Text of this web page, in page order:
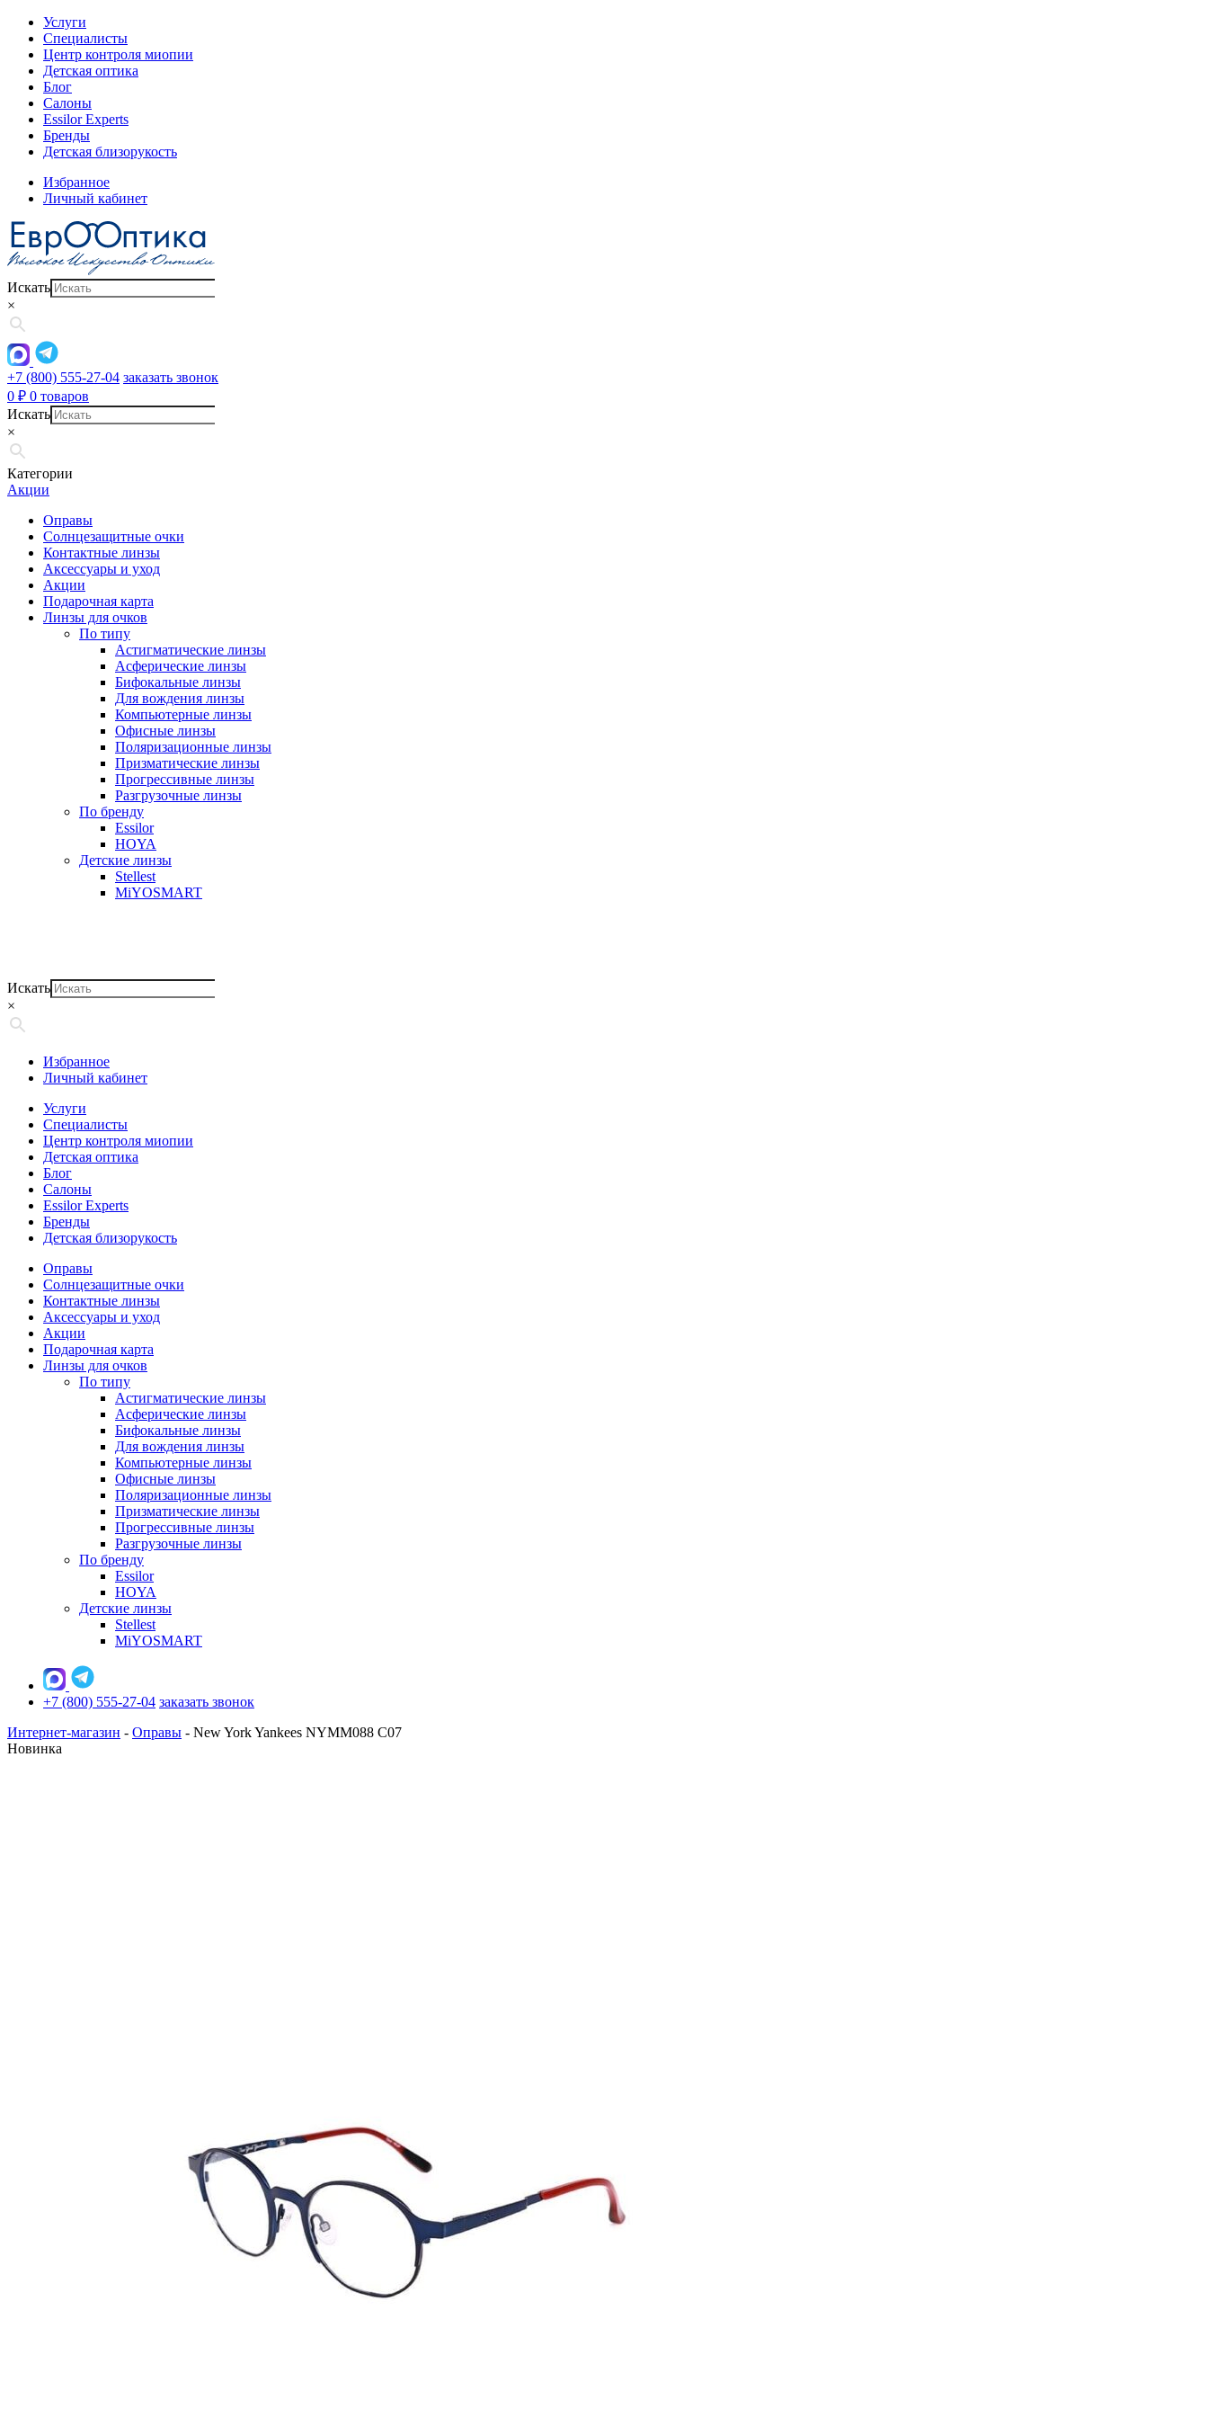
Услуги
Специалисты
Центр контроля миопии
Детская оптика
Блог
Салоны
Essilor Experts
Бренды
Детская близорукость
Избранное
Личный кабинет
Искать
×
+7 (800) 555-27-04 заказать звонок
0 ₽ 0 товаров
Искать
×
Категории
Акции
Оправы
Солнцезащитные очки
Контактные линзы
Аксессуары и уход
Акции
Подарочная карта
Линзы для очков
По типу
Астигматические линзы
Асферические линзы
Бифокальные линзы
Для вождения линзы
Компьютерные линзы
Офисные линзы
Поляризационные линзы
Призматические линзы
Прогрессивные линзы
Разгрузочные линзы
По бренду
Essilor
HOYA
Детские линзы
Stellest
MiYOSMART
Искать
×
Избранное
Личный кабинет
Услуги
Специалисты
Центр контроля миопии
Детская оптика
Блог
Салоны
Essilor Experts
Бренды
Детская близорукость
Оправы
Солнцезащитные очки
Контактные линзы
Аксессуары и уход
Акции
Подарочная карта
Линзы для очков
По типу
Астигматические линзы
Асферические линзы
Бифокальные линзы
Для вождения линзы
Компьютерные линзы
Офисные линзы
Поляризационные линзы
Призматические линзы
Прогрессивные линзы
Разгрузочные линзы
По бренду
Essilor
HOYA
Детские линзы
Stellest
MiYOSMART
+7 (800) 555-27-04 заказать звонок
Интернет-магазин - Оправы - New York Yankees NYMM088 C07
Новинка